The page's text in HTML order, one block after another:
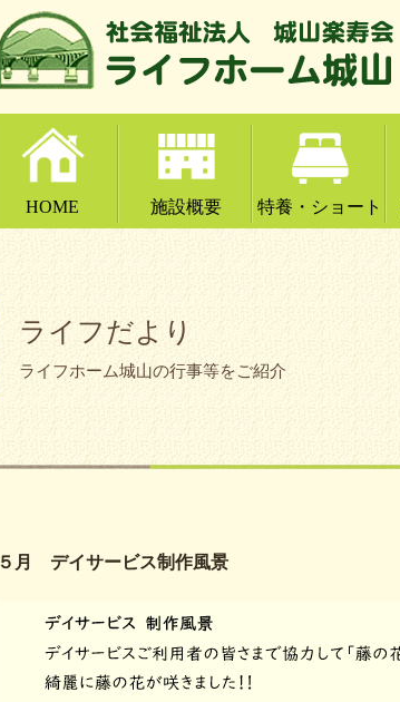
HOME 施設概要 特養・ショート
ライフだより
ライフホーム城山の行事等をご紹介
５月 デイサービス制作風景